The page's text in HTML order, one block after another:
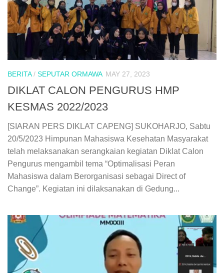
BERITA/ SEPUTAR ORMAWA MAY 27, 2023
DIKLAT CALON PENGURUS HMP
KESMAS 2022/2023
[SIARAN PERS DIKLAT CAPENG] SUKOHARJO, Sabtu
20/5/2023 Himpunan Mahasiswa Kesehatan Masyarakat
telah melaksanakan serangkaian kegiatan Diklat Calon
Pengurus mengambil tema “Optimalisasi Peran
Mahasiswa dalam Berorganisasi sebagai Direct of
Change”. Kegiatan ini dilaksanakan di Gedung...